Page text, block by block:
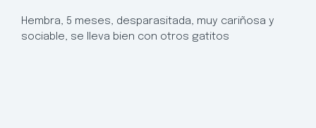
Hembra, 5 meses, desparasitada, muy cariñosa y
sociable, se lleva bien con otros gatitos